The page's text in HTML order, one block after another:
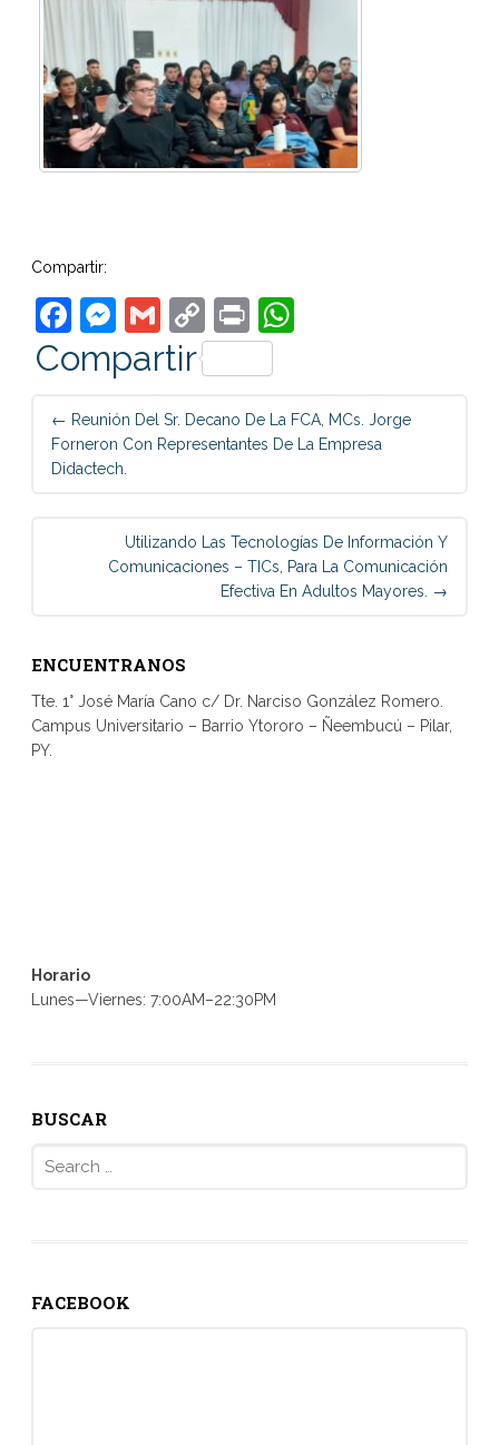
Compartir:
Facebook
Messenger
Gmail
Copy
Link
PrintWhatsApp
Compartir
Post
navigation
← Reunión Del Sr. Decano De La FCA, MCs. Jorge
Forneron Con Representantes De La Empresa
Didactech.
Utilizando Las Tecnologías De Información Y
Comunicaciones – TICs, Para La Comunicación
Efectiva En Adultos Mayores. →
ENCUENTRANOS
Tte. 1° José María Cano c/ Dr. Narciso González Romero.
Campus Universitario – Barrio Ytororo – Ñeembucú – Pilar,
PY.
Horario
Lunes—Viernes: 7:00AM–22:30PM
BUSCAR
for:
FACEBOOK